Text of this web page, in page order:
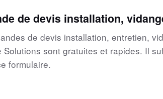
de devis installation,
de devis installation, entretien,
Solutions sont gratuites et rapides. Il
formulaire.